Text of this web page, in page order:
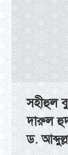
সহীহুল
দারুল
ড.